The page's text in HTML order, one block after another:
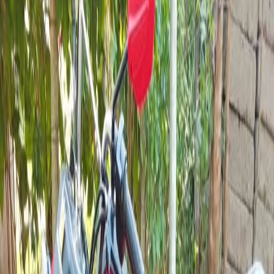
Marca honda
ModeloNavi 110.
2024
Precio$900
Cilindraje
110cc
Motor —
Kilometraje —
Ciudadmanagua
2024 Honda Navi 110.
$900
managua , Nicaragua
Estatus Legal
Circulación al Día
Sticker de Rodamiento
Seguro Vigente
Ver anuncio enfacebook
MotoshondaSimilares